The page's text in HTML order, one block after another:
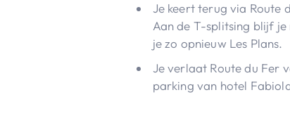
Je keert terug via Route
Aan de T-splitsing blijf je
je zo opnieuw Les Plans.
Je verlaat Route du Fer
parking van hotel